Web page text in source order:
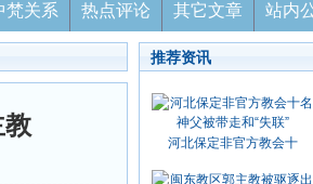
梵关系 热点评论 其它文章 站内
教
推荐资讯
河北保定非官方教会十